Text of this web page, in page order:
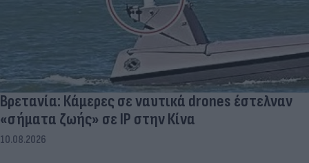
Βρετανία: Κάμερες σε ναυτικά drones έστελναν
«σήματα ζωής» σε IP στην Κίνα
10.08.2026